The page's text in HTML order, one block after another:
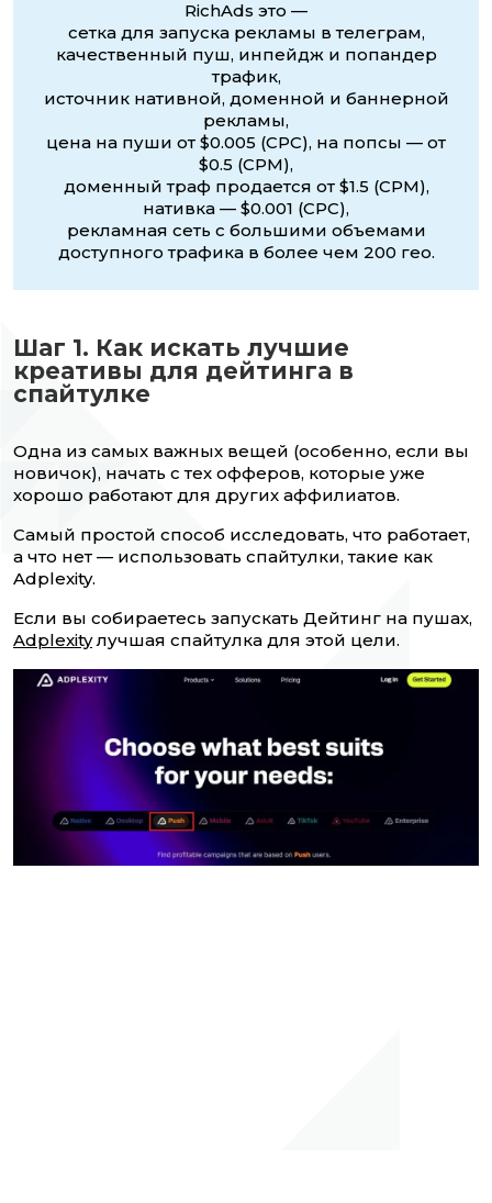
RichAds это —
сетка для запуска рекламы в телеграм,
качественный пуш, инпейдж и попандер
трафик,
источник нативной, доменной и баннерной
рекламы,
цена на пуши от $0.005 (CPC), на попсы — от
$0.5 (CPM),
доменный траф продается от $1.5 (CPM),
нативка — $0.001 (CPC),
рекламная сеть с большими объемами
доступного трафика в более чем 200 гео.
Шаг 1. Как искать лучшие
креативы для дейтинга в
спайтулке
Одна из самых важных вещей (особенно, если вы
новичок), начать с тех офферов, которые уже
хорошо работают для других аффилиатов.
Самый простой способ исследовать, что работает,
а что нет — использовать спайтулки, такие как
Adplexity.
Если вы собираетесь запускать Дейтинг на пушах,
Adplexityлучшая спайтулка для этой цели.